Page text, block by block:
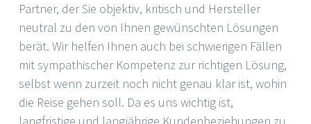
Partner, der Sie objektiv, kritisch und Hersteller
neutral zu den von Ihnen gewünschten Lösungen
berät. Wir helfen Ihnen auch bei schwierigen Fällen
mit sympathischer Kompetenz zur richtigen Lösung,
selbst wenn zurzeit noch nicht genau klar ist, wohin
die Reise gehen soll. Da es uns wichtig ist,